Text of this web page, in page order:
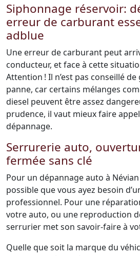
Siphonnage réservoir:
erreur de carburant
adblue
Une erreur de carburant peut
conducteur, et face à cette
Attention ! Il n’est pas conseillé
panne, car certains mélanges
diesel peuvent être assez
prudence, il vaut mieux faire
dépannage.
Serrurerie auto,
fermée sans clé
Pour un dépannage auto à
possible que vous ayez besoin
professionnel. Pour une
votre auto, ou une reproduction
serrurier met son savoir-faire à
Quelle que soit la marque du